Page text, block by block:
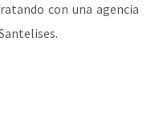
con una agencia